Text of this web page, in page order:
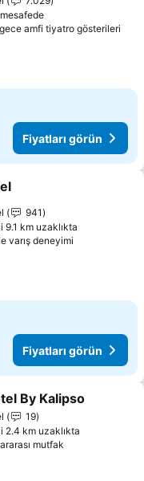
amfi tiyatro gösterileri
Fiyatları görün
ekle
941
9.1 km uzaklıkta
varış deneyimi
Fiyatları görün
ekle
By Kalipso
19
2.4 km uzaklıkta
mutfak